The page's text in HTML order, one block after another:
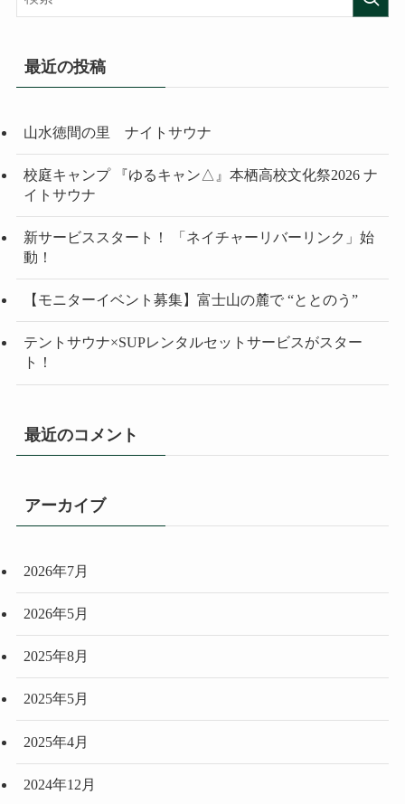
最近の投稿
山水徳間の里 ナイトサウナ
校庭キャンプ 『ゆるキャン△』本栖高校文化祭2026 ナ
イトサウナ
新サービススタート！ 「ネイチャーリバーリンク」始
動！
【モニターイベント募集】富士山の麓で “ととのう”
テントサウナ×SUPレンタルセットサービスがスター
ト！
最近のコメント
アーカイブ
2026年7月
2026年5月
2025年8月
2025年5月
2025年4月
2024年12月